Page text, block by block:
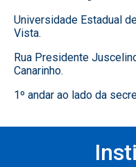
Universidade Estadual
Vista.
Rua Presidente
Canarinho.
1º andar ao lado da